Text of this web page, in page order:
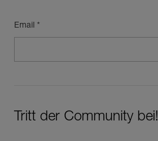
Email *
Tritt der Community bei!